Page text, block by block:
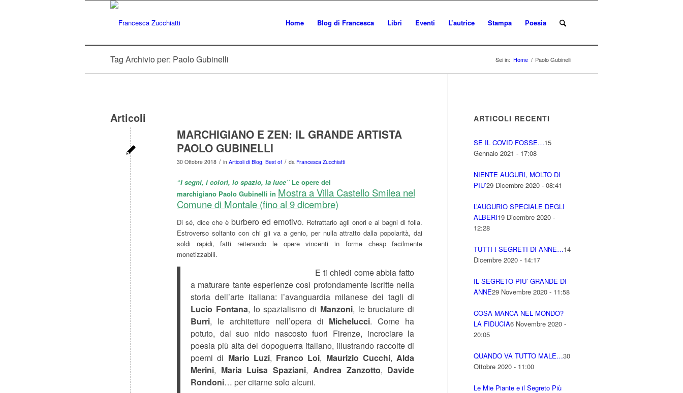
Home Blog di Francesca Libri Eventi L’autrice Stampa Poesia
Tag Archivio per: Paolo Gubinelli Sei in: Home / Paolo Gubinelli
Articoli
MARCHIGIANO E ZEN: IL GRANDE ARTISTA
PAOLO GUBINELLI
30 Ottobre 2018 / in Articoli di Blog, Best of / da Francesca Zucchiatti
“I segni, i colori, lo spazio, la luce” Le opere del
marchigiano Paolo Gubinelli in Mostra a Villa Castello Smilea nel
Comune di Montale (fino al 9 dicembre)
Di sé, dice che è burbero ed emotivo. Refrattario agli onori e ai bagni di folla.
Estroverso soltanto con chi gli va a genio, per nulla attratto dalla popolarità, dai
soldi rapidi, fatti reiterando le opere vincenti in forme cheap facilmente
monetizzabili.
E ti chiedi come abbia fatto
a maturare tante esperienze così profondamente iscritte nella
storia dell’arte italiana: l’avanguardia milanese dei tagli di
Lucio Fontana, lo spazialismo di Manzoni, le bruciature di
Burri, le architetture nell’opera di Michelucci. Come ha
potuto, dal suo nido nascosto fuori Firenze, incrociare la
poesia più alta del dopoguerra italiano, illustrando raccolte di
poemi di Mario Luzi, Franco Loi, Maurizio Cucchi,Alda
Merini, Maria Luisa Spaziani, Andrea Zanzotto, Davide
Rondoni… per citarne solo alcuni.
ARTICOLI RECENTI
SE IL COVID FOSSE…15
Gennaio 2021 - 17:08
NIENTE AUGURI, MOLTO DI
PIU’29 Dicembre 2020 - 08:41
L’AUGURIO SPECIALE DEGLI
ALBERI19 Dicembre 2020 -
12:28
TUTTI I SEGRETI DI ANNE…14
Dicembre 2020 - 14:17
IL SEGRETO PIU’ GRANDE DI
ANNE29 Novembre 2020 - 11:58
COSA MANCA NEL MONDO?
LA FIDUCIA6 Novembre 2020 -
20:05
QUANDO VA TUTTO MALE…30
Ottobre 2020 - 11:00
Le Mie Piante e il Segreto Più